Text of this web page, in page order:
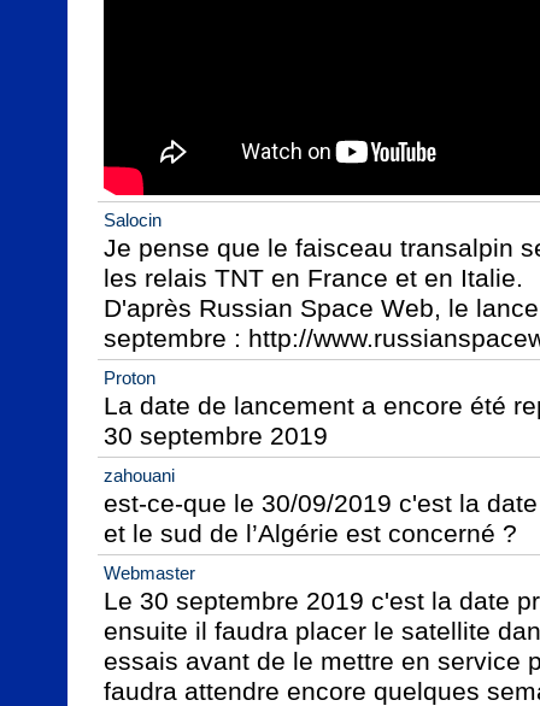
Salocin
Je pense que le faisceau transalpin
les relais TNT en France et en Italie.
D'après Russian Space Web, le
septembre : http://
Proton
La date de lancement a encore été
30 septembre 2019
zahouani
est-ce-que le 30/09/2019 c'est la
et le sud de l’Algérie est concerné ?
Webmaster
Le 30 septembre 2019 c'est la date
ensuite il faudra placer le satellite
essais avant de le mettre en service
faudra attendre encore quelques